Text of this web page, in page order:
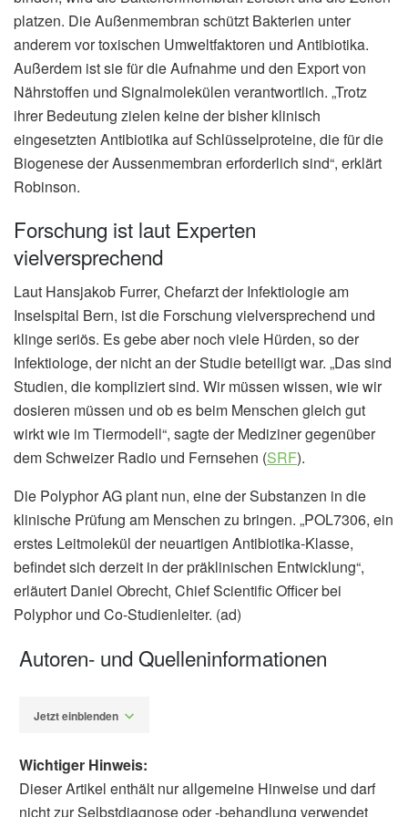
platzen. Die Außenmembran schützt Bakterien unter
anderem vor toxischen Umweltfaktoren und Antibiotika.
Außerdem ist sie für die Aufnahme und den Export von
Nährstoffen und Signalmolekülen verantwortlich. „Trotz
ihrer Bedeutung zielen keine der bisher klinisch
eingesetzten Antibiotika auf Schlüsselproteine, die für die
Biogenese der Aussenmembran erforderlich sind“, erklärt
Robinson.
Forschung ist laut Experten
vielversprechend
Laut Hansjakob Furrer, Chefarzt der Infektiologie am
Inselspital Bern, ist die Forschung vielversprechend und
klinge seriös. Es gebe aber noch viele Hürden, so der
Infektiologe, der nicht an der Studie beteiligt war. „Das sind
Studien, die kompliziert sind. Wir müssen wissen, wie wir
dosieren müssen und ob es beim Menschen gleich gut
wirkt wie im Tiermodell“, sagte der Mediziner gegenüber
dem Schweizer Radio und Fernsehen (SRF).
Die Polyphor AG plant nun, eine der Substanzen in die
klinische Prüfung am Menschen zu bringen. „POL7306, ein
erstes Leitmolekül der neuartigen Antibiotika-Klasse,
befindet sich derzeit in der präklinischen Entwicklung“,
erläutert Daniel Obrecht, Chief Scientific Officer bei
Polyphor und Co-Studienleiter. (ad)
Autoren- und Quelleninformationen
Jetzt einblenden
Wichtiger Hinweis:
Dieser Artikel enthält nur allgemeine Hinweise und darf
nicht zur Selbstdiagnose oder -behandlung verwendet